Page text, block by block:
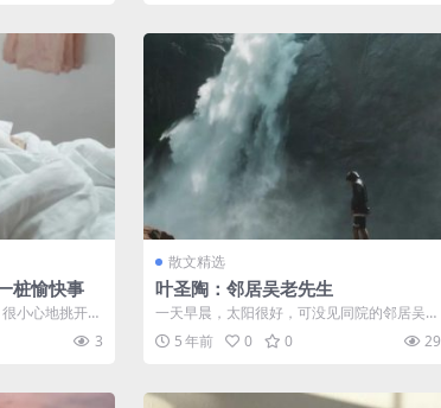
桩愉快事
小心地挑开了
，便反卷起
3
散文精选
叶圣陶：邻居吴老先生
一天早晨，太阳很好，可没见同院的邻居吴老
先生出来，像往常一样晒他的手提皮箱。一
打...5 年前 0 0 29